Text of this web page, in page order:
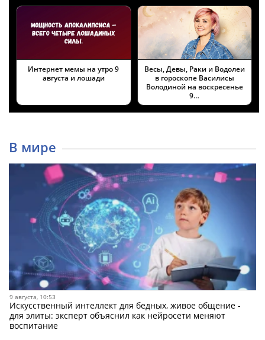
Интернет мемы на утро 9
августа и лошади
Весы, Девы, Раки и Водолеи
в гороскопе Василисы
Володиной на воскресенье
9…
В мире
9 августа, 10:53
Искусственный интеллект для бедных, живое общение -
для элиты: эксперт объяснил как нейросети меняют
воспитание